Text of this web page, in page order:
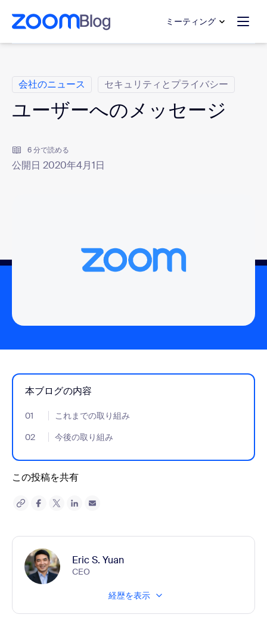
テンツへスキップ
ットへスキップ
ミーティング
会社のニュース セキュリティとプライバシー
ユーザーへのメッセージ
6 分で読める
公開日 2020年4月1日
本ブログの内容
01 これまでの取り組み
- Jumplink to これまでの取り組み
02
今後の取り組み
- Jumplink to 今後の取り組み
この投稿を共有
Eric S. Yuan
CEO
経歴を表示